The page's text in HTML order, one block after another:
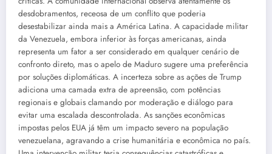
desdobramentos, receosa de um conflito que poderia
desestabilizar ainda mais a América Latina. A capacidade militar
da Venezuela, embora inferior às forças americanas, ainda
representa um fator a ser considerado em qualquer cenário de
confronto direto, mas o apelo de Maduro sugere uma preferência
por soluções diplomáticas. A incerteza sobre as ações de Trump
adiciona uma camada extra de apreensão, com potências
regionais e globais clamando por moderação e diálogo para
evitar uma escalada descontrolada. As sanções econômicas
impostas pelos EUA já têm um impacto severo na população
venezuelana, agravando a crise humanitária e econômica no país.